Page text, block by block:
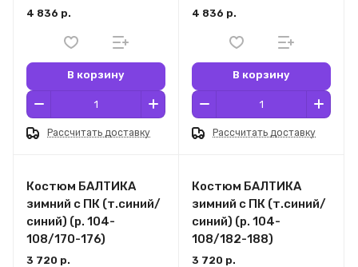
4 836 р.
В корзину
Рассчитать доставку
4 836 р.
В корзину
Рассчитать доставку
Костюм БАЛТИКА
зимний с ПК (т.синий/
синий) (р. 104-
108/170-176)
3 720 р.
Костюм БАЛТИКА
зимний с ПК (т.синий/
синий) (р. 104-
108/182-188)
3 720 р.